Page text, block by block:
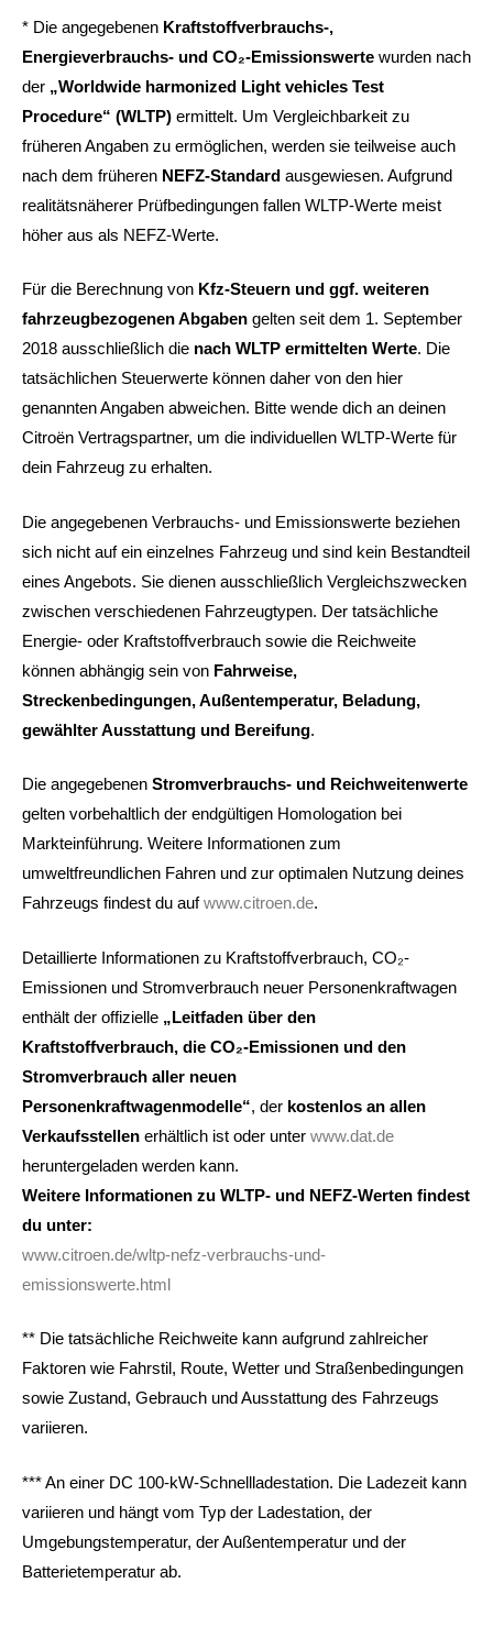
* Die angegebenen Kraftstoffverbrauchs-,
Energieverbrauchs- und CO₂-Emissionswerte wurden nach
der „Worldwide harmonized Light vehicles Test
Procedure“ (WLTP) ermittelt. Um Vergleichbarkeit zu
früheren Angaben zu ermöglichen, werden sie teilweise auch
nach dem früheren NEFZ-Standard ausgewiesen. Aufgrund
realitätsnäherer Prüfbedingungen fallen WLTP-Werte meist
höher aus als NEFZ-Werte.
Für die Berechnung von Kfz-Steuern und ggf. weiteren
fahrzeugbezogenen Abgaben gelten seit dem 1. September
2018 ausschließlich die nach WLTP ermittelten Werte. Die
tatsächlichen Steuerwerte können daher von den hier
genannten Angaben abweichen. Bitte wende dich an deinen
Citroën Vertragspartner, um die individuellen WLTP-Werte für
dein Fahrzeug zu erhalten.
Die angegebenen Verbrauchs- und Emissionswerte beziehen
sich nicht auf ein einzelnes Fahrzeug und sind kein Bestandteil
eines Angebots. Sie dienen ausschließlich Vergleichszwecken
zwischen verschiedenen Fahrzeugtypen. Der tatsächliche
Energie- oder Kraftstoffverbrauch sowie die Reichweite
können abhängig sein von Fahrweise,
Streckenbedingungen, Außentemperatur, Beladung,
gewählter Ausstattung und Bereifung.
Die angegebenen Stromverbrauchs- und Reichweitenwerte
gelten vorbehaltlich der endgültigen Homologation bei
Markteinführung. Weitere Informationen zum
umweltfreundlichen Fahren und zur optimalen Nutzung deines
Fahrzeugs findest du aufwww.citroen.de.
Detaillierte Informationen zu Kraftstoffverbrauch, CO₂-
Emissionen und Stromverbrauch neuer Personenkraftwagen
enthält der offizielle „Leitfaden über den
Kraftstoffverbrauch, die CO₂-Emissionen und den
Stromverbrauch aller neuen
Personenkraftwagenmodelle“, der kostenlos an allen
Verkaufsstellen erhältlich ist oder unter www.dat.de
heruntergeladen werden kann.
Weitere Informationen zu WLTP- und NEFZ-Werten findest
du unter:
www.citroen.de/wltp-nefz-verbrauchs-und-
emissionswerte.html
** Die tatsächliche Reichweite kann aufgrund zahlreicher
Faktoren wie Fahrstil, Route, Wetter und Straßenbedingungen
sowie Zustand, Gebrauch und Ausstattung des Fahrzeugs
variieren.
*** An einer DC 100-kW-Schnellladestation. Die Ladezeit kann
variieren und hängt vom Typ der Ladestation, der
Umgebungstemperatur, der Außentemperatur und der
Batterietemperatur ab.